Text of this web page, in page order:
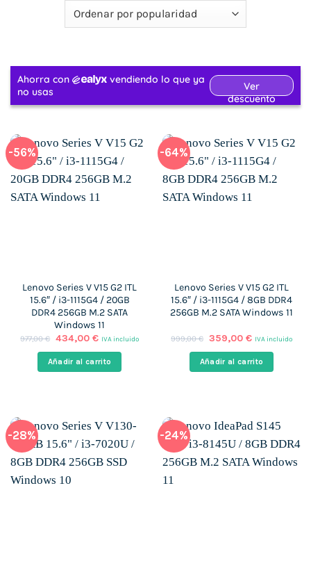
-56%
Lenovo Series V V15 G2 ITL
15.6″ / i3-1115G4 / 20GB
DDR4 256GB M.2 SATA
Windows 11
977,00€ El
original
era:
434,00 €El
actual
es:
IVA incluido
Añadir al carrito
-64%
Lenovo Series V V15 G2 ITL
15.6″ / i3-1115G4 / 8GB DDR4
256GB M.2 SATA Windows 11
999,00€ El
original
era:
359,00 €El
actual
es:
IVA incluido
Añadir al carrito
-28% -24%